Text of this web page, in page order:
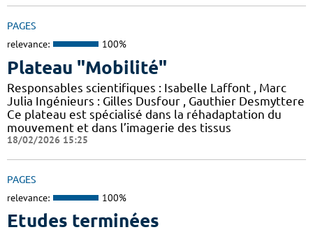
PAGES
relevance: 100%
Plateau "Mobilité"
Responsables scientifiques : Isabelle Laffont , Marc
Julia Ingénieurs : Gilles Dusfour , Gauthier Desmyttere
Ce plateau est spécialisé dans la réhadaptation du
mouvement et dans l’imagerie des tissus
18/02/2026 15:25
PAGES
relevance: 100%
Etudes terminées